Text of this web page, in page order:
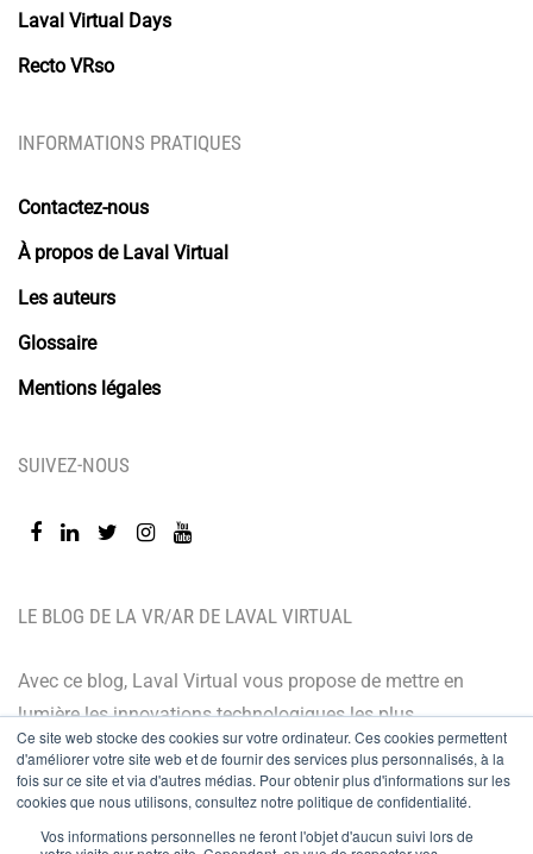
Ce site web stocke des cookies sur votre ordinateur. Ces cookies permettent
d'améliorer votre site web et de fournir des services plus personnalisés, à la
fois sur ce site et via d'autres médias. Pour obtenir plus d'informations sur les
cookies que nous utilisons, consultez notre politique de confidentialité.
Vos informations personnelles ne feront l'objet d'aucun suivi lors de
LE BLOG DE LA VR/AR DE LAVAL VIRTUAL
Avec ce blog, Laval Virtual vous propose de mettre en
lumière les innovations technologiques les plus
récentes et les dernières tendances. Orienté BtoB, le
blog de Laval Virtual s’adresse à tous ceux qui désirent
mieux comprendre et mieux maîtriser les technologies
immersives, les intégrer à leur chaîne de valeur ou
Laval Virtual Days
Recto VRso
INFORMATIONS PRATIQUES
Contactez-nous
À propos de Laval Virtual
Les auteurs
Glossaire
Mentions légales
SUIVEZ-NOUS